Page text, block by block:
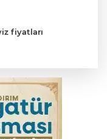
fiyatları
kopardı
maçı